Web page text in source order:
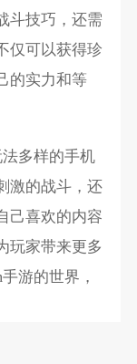
斗技巧，还需
仅可以获得珍
的实力和等
多样的手机
激的战斗，还
己喜欢的内容
玩家带来更多
游的世界，